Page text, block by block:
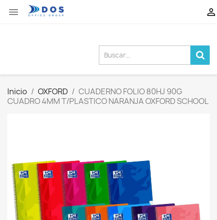
 
Inicio OXFORD
CUADERNO FOLIO 80HJ 90G
CUADRO 4MM T/PLASTICO NARANJA OXFORD SCHOOL